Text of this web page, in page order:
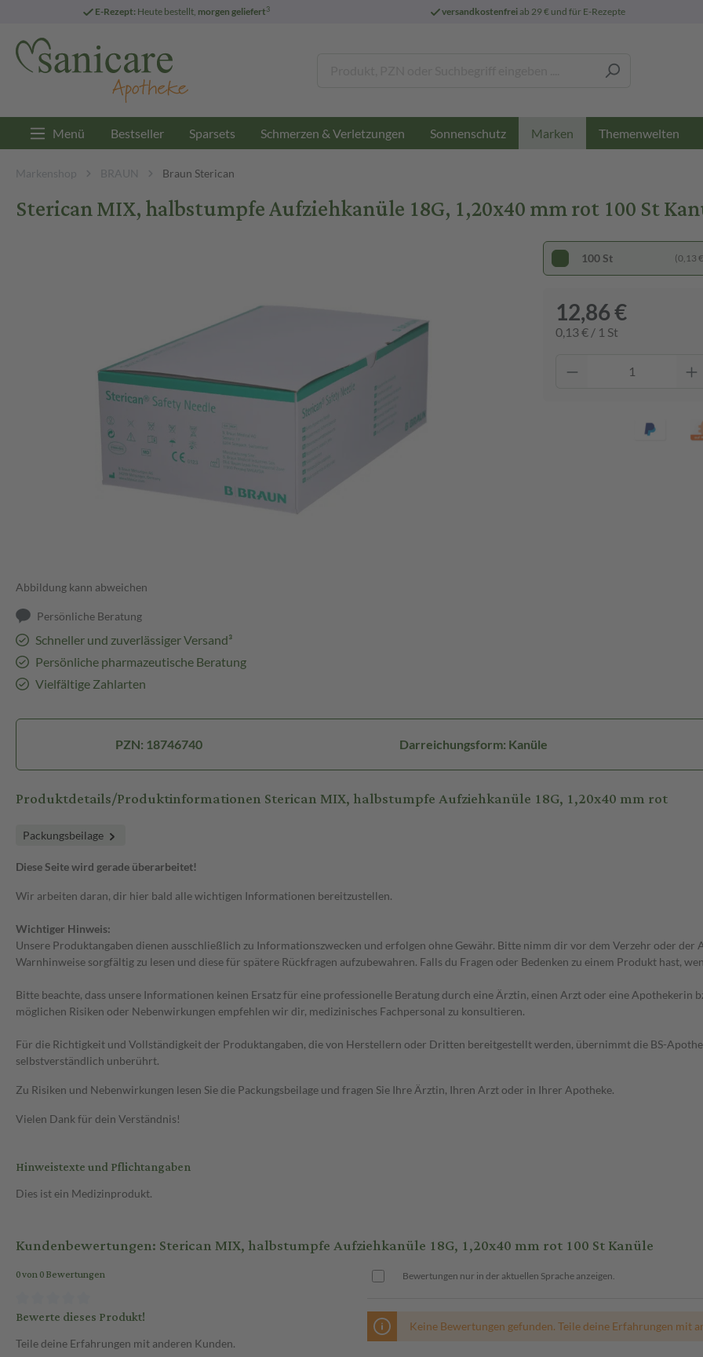
E-Rezept: Heute bestellt, morgen geliefert3 versandkostenfreiab 29 € und für E-Rezepte
Menü Bestseller Sparsets Schmerzen & Verletzungen Sonnenschutz Marken Themenwelten
Markenshop BRAUN Braun Sterican
Sterican MIX, halbstumpfe Aufziehkanüle 18G, 1,20x40 mm rot 100 St
Abbildung kann abweichen
Persönliche Beratung
Schneller und zuverlässiger Versand³
Persönliche pharmazeutische Beratung
Vielfältige Zahlarten
100 St (0,13
12,86 €
0,13 € / 1 St
PZN: 18746740 Darreichungsform: Kanüle
Produktdetails/Produktinformationen Sterican MIX, halbstumpfe Aufziehkanüle 18G, 1,20x40 mm rot
Packungsbeilage
Diese Seite wird gerade überarbeitet!
Wir arbeiten daran, dir hier bald alle wichtigen Informationen bereitzustellen.
Wichtiger Hinweis:
Unsere Produktangaben dienen ausschließlich zu Informationszwecken und erfolgen ohne Gewähr. Bitte nimm dir vor dem Verzehr oder
Warnhinweise sorgfältig zu lesen und diese für spätere Rückfragen aufzubewahren. Falls du Fragen oder Bedenken zu einem Produkt hast,
Bitte beachte, dass unsere Informationen keinen Ersatz für eine professionelle Beratung durch eine Ärztin, einen Arzt oder eine Apothekerin
möglichen Risiken oder Nebenwirkungen empfehlen wir dir, medizinisches Fachpersonal zu konsultieren.
Für die Richtigkeit und Vollständigkeit der Produktangaben, die von Herstellern oder Dritten bereitgestellt werden, übernimmt die BS-
selbstverständlich unberührt.
Zu Risiken und Nebenwirkungen lesen Sie die Packungsbeilage und fragen Sie Ihre Ärztin, Ihren Arzt oder in Ihrer Apotheke.
Vielen Dank für dein Verständnis!
Hinweistexte und Pflichtangaben
Dies ist ein Medizinprodukt.
Kundenbewertungen: Sterican MIX, halbstumpfe Aufziehkanüle 18G, 1,20x40 mm rot 100 St Kanüle
0 von 0 Bewertungen
Bewerte dieses Produkt!
Teile deine Erfahrungen mit anderen Kunden.
Bewertungen nur in der aktuellen Sprache anzeigen.
Keine Bewertungen gefunden. Teile deine Erfahrungen mit